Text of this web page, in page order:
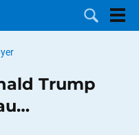
Trump